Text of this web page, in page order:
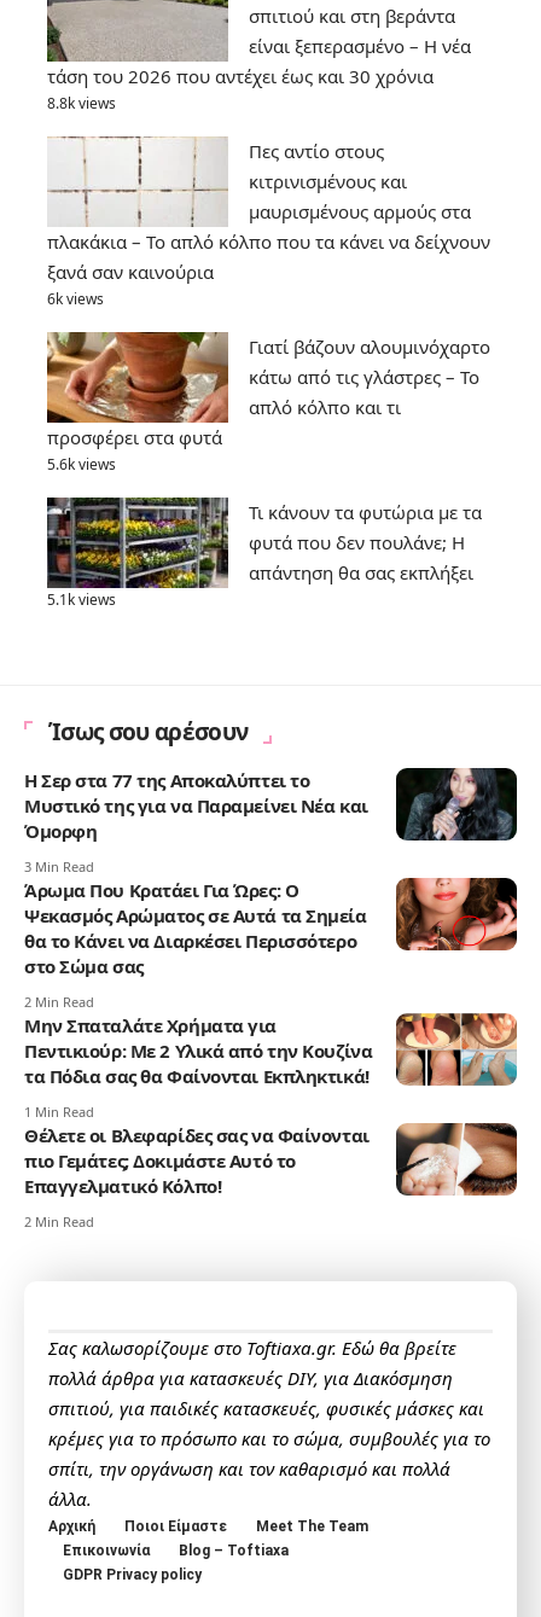
σπιτιού και στη βεράντα
είναι ξεπερασμένο – Η νέα
τάση του 2026 που αντέχει έως και 30 χρόνια
8.8k views
Πες αντίο στους
κιτρινισμένους και
μαυρισμένους αρμούς στα
πλακάκια – Το απλό κόλπο που τα κάνει να δείχνουν
ξανά σαν καινούρια
6k views
Γιατί βάζουν αλουμινόχαρτο
κάτω από τις γλάστρες – Το
απλό κόλπο και τι
προσφέρει στα φυτά
5.6k views
Τι κάνουν τα φυτώρια με τα
φυτά που δεν πουλάνε; Η
απάντηση θα σας εκπλήξει
5.1k views
Ίσως σου αρέσουν
Η Σερ στα 77 της Αποκαλύπτει το
Μυστικό της για να Παραμείνει Νέα και
Όμορφη
3 Min Read
Άρωμα Που Κρατάει Για Ώρες: Ο
Ψεκασμός Αρώματος σε Αυτά τα Σημεία
θα το Κάνει να Διαρκέσει Περισσότερο
στο Σώμα σας
2 Min Read
Μην Σπαταλάτε Χρήματα για
Πεντικιούρ: Με 2 Υλικά από την Κουζίνα
τα Πόδια σας θα Φαίνονται Εκπληκτικά!
1 Min Read
Θέλετε οι Βλεφαρίδες σας να Φαίνονται
πιο Γεμάτες; Δοκιμάστε Αυτό το
Επαγγελματικό Κόλπο!
2 Min Read
Σας καλωσορίζουμε στο Toftiaxa.gr. Εδώ θα βρείτε
πολλά άρθρα για κατασκευές DIY, για Διακόσμηση
σπιτιού, για παιδικές κατασκευές, φυσικές μάσκες και
κρέμες για το πρόσωπο και το σώμα, συμβουλές για το
σπίτι, την οργάνωση και τον καθαρισμό και πολλά
άλλα.
Αρχική Ποιοι Είμαστε
Meet The Team
Επικοινωνία
Blog – Toftiaxa
GDPR Privacy policy